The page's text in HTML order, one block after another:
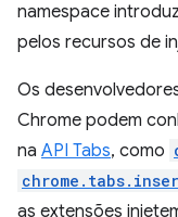
namespace
pelos recursos de
Os
Chrome podem
na API Tabs, como
as extensões